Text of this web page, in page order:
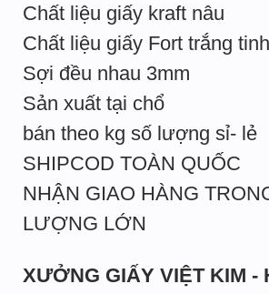
Chất liệu giấy kraft nâu
Chất liệu giấy Fort trắng tinh
Sợi đều nhau 3mm
Sản xuất tại chổ
bán theo kg số lượng sỉ- lẻ
SHIPCOD TOÀN QUỐC
NHẬN GIAO HÀNG
LƯỢNG LỚN
XƯỞNG GIẤY VIỆT KIM -